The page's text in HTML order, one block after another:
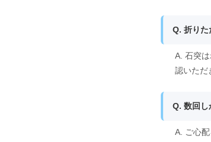
Q. 折りた
A. 石突
認いただ
Q. 数回し
A. ご心